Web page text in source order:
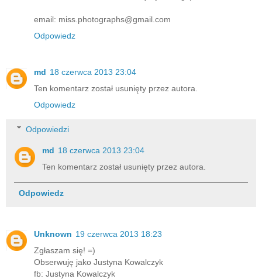
email: miss.photographs@gmail.com
Odpowiedz
md 18 czerwca 2013 23:04
Ten komentarz został usunięty przez autora.
Odpowiedz
Odpowiedzi
md 18 czerwca 2013 23:04
Ten komentarz został usunięty przez autora.
Odpowiedz
Unknown 19 czerwca 2013 18:23
Zgłaszam się! =)
Obserwuję jako Justyna Kowalczyk
fb: Justyna Kowalczyk